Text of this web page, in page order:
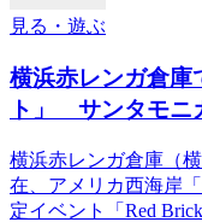
見る・遊ぶ
横浜赤レンガ倉庫
ト」 サンタモ
横浜赤レンガ倉庫（
在、アメリカ西海岸
定イベント「Red